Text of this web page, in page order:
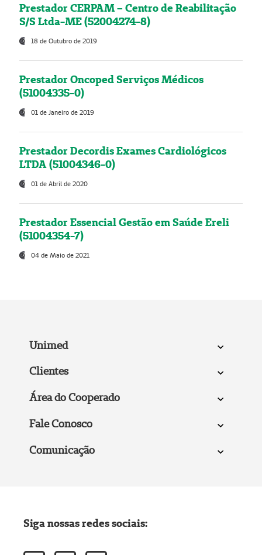
Prestador CERPAM – Centro de Reabilitação
S/S Ltda-ME (52004274-8)
18 de Outubro de 2019
Prestador Oncoped Serviços Médicos
(51004335-0)
01 de Janeiro de 2019
Prestador Decordis Exames Cardiológicos
LTDA (51004346-0)
01 de Abril de 2020
Prestador Essencial Gestão em Saúde Ereli
(51004354-7)
04 de Maio de 2021
Unimed
Clientes
Área do Cooperado
Fale Conosco
Comunicação
Siga nossas redes sociais: